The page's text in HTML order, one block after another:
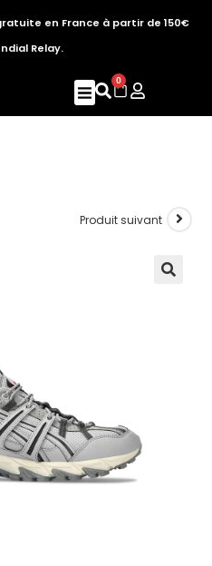
en France à partir de 150€
Relay.
0
Produit suivant